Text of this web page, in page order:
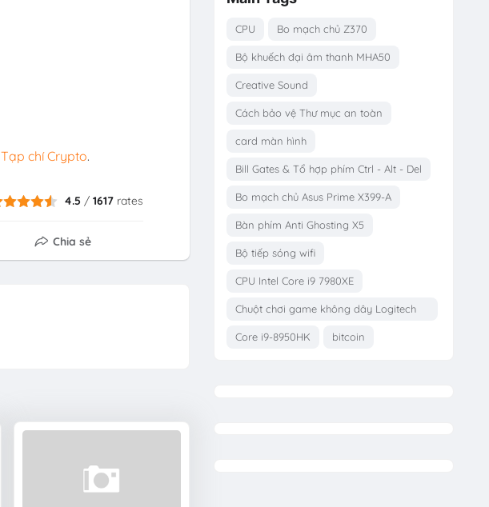
Tạp chí Crypto.
4.5 /1617 rates
Chia sẻ
CPU Bo mạch chủ Z370
Bộ khuếch đại âm thanh MHA50
Creative Sound
Cách bảo vệ Thư mục an toàn
card màn hình
Bill Gates & Tổ hợp phím Ctrl - Alt - Del
Bo mạch chủ Asus Prime X399-A
Bàn phím Anti Ghosting X5
Bộ tiếp sóng wifi
CPU Intel Core i9 7980XE
Chuột chơi game không dây Logitech
G703
Core i9-8950HK bitcoin